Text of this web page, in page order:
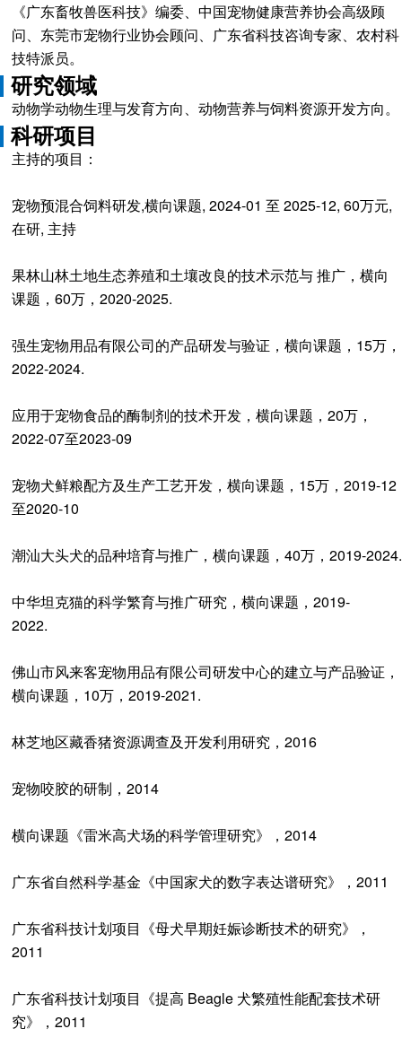
《广东畜牧兽医科技》编委、中国宠物健康营养协会高级顾
问、东莞市宠物行业协会顾问、广东省科技咨询专家、农村科
技特派员。
研究领域
动物学动物生理与发育方向、动物营养与饲料资源开发方向。
科研项目
主持的项目：
宠物预混合饲料研发,横向课题, 2024-01 至 2025-12, 60万元,
在研, 主持
果林山林土地生态养殖和土壤改良的技术示范与 推广，横向
课题，60万，2020-2025.
强生宠物用品有限公司的产品研发与验证，横向课题，15万，
2022-2024.
应用于宠物食品的酶制剂的技术开发，横向课题，20万，
2022-07至2023-09
宠物犬鲜粮配方及生产工艺开发，横向课题，15万，2019-12
至2020-10
潮汕大头犬的品种培育与推广，横向课题，40万，2019-2024.
中华坦克猫的科学繁育与推广研究，横向课题，2019-
2022.
佛山市风来客宠物用品有限公司研发中心的建立与产品验证，
横向课题，10万，2019-2021.
林芝地区藏香猪资源调查及开发利用研究，2016
宠物咬胶的研制，2014
横向课题《雷米高犬场的科学管理研究》，2014
广东省自然科学基金《中国家犬的数字表达谱研究》，2011
广东省科技计划项目《母犬早期妊娠诊断技术的研究》，
2011
广东省科技计划项目《提高 Beagle 犬繁殖性能配套技术研
究》，2011